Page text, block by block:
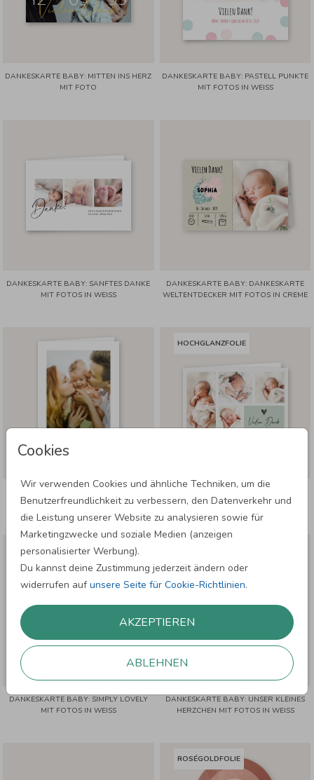
Cookies
Wir verwenden Cookies und ähnliche Techniken, um die
Benutzerfreundlichkeit zu verbessern, den Datenverkehr und
die Leistung unserer Website zu analysieren sowie für
Marketingzwecke und soziale Medien (anzeigen
personalisierter Werbung).
Du kannst deine Zustimmung jederzeit ändern oder
widerrufen aufunsere Seite für Cookie-Richtlinien.
AKZEPTIEREN
ABLEHNEN
DANKESKARTE BABY: MITTEN INS HERZ
MIT FOTO
DANKESKARTE BABY: PASTELL PUNKTE
MIT FOTOS IN WEISS
DANKESKARTE BABY: SANFTES DANKE
MIT FOTOS IN WEISS
DANKESKARTE BABY: DANKESKARTE
WELTENTDECKER MIT FOTOS IN CREME
MIT FOTOS IN WEISS
HOCHGLANZFOLIE
DANKESKARTE BABY: BILDERMOSAIK
MIT FOTOS IN WEISS
GOLDFOLIE
DANKESKARTE BABY: SIMPLY LOVELY
MIT FOTOS IN WEISS
DANKESKARTE BABY: UNSER KLEINES
HERZCHEN MIT FOTOS IN WEISS
ROSÉGOLDFOLIE